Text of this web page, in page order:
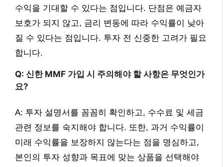
수익을 기대할 수 있다는 점입니다. 단점은 예금자
보호가 되지 않고, 금리 변동에 따라 수익률이 낮아
질 수 있다는 점입니다. 투자 전 신중한 고려가 필요
합니다.
Q: 신한 MMF 가입 시 주의해야 할 사항은 무엇인가
요?
A: 투자 설명서를 꼼꼼히 확인하고, 수수료 및 세금
관련 정보를 숙지해야 합니다. 또한, 과거 수익률이
미래 수익률을 보장하지 않는다는 점을 명심하고,
본인의 투자 성향과 목표에 맞는 상품을 선택해야